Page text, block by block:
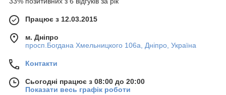
Працює з 12.03.2015
м. Дніпро
просп.Богдана Хмельницкого 106а, Дніпро, Україна
Контакти
Сьогодні працює з 08:00 до 20:00
Показати весь графік роботи